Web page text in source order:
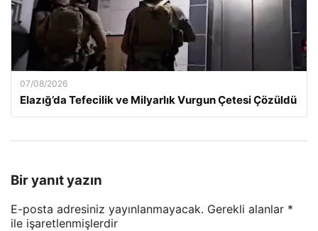
07/08/2026
Elazığ’da Tefecilik ve Milyarlık Vurgun Çetesi Çözüldü
Bir yanıt yazın
E-posta adresiniz yayınlanmayacak. Gerekli alanlar *
ile işaretlenmişlerdir